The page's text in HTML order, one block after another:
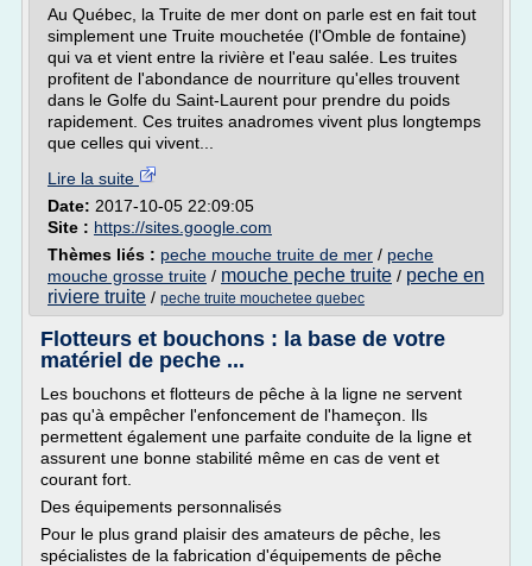
Au Québec, la Truite de mer dont on parle est en fait tout
simplement une Truite mouchetée (l'Omble de fontaine)
qui va et vient entre la rivière et l'eau salée. Les truites
profitent de l'abondance de nourriture qu'elles trouvent
dans le Golfe du Saint-Laurent pour prendre du poids
rapidement. Ces truites anadromes vivent plus longtemps
que celles qui vivent...
Lire la suite
Date: 2017-10-05 22:09:05
Site : https://sites.google.com
Thèmes liés : peche mouche truite de mer / peche
mouche grosse truite / mouche peche truite / peche en
riviere truite / peche truite mouchetee quebec
Flotteurs et bouchons : la base de votre
matériel de peche ...
Les bouchons et flotteurs de pêche à la ligne ne servent
pas qu'à empêcher l'enfoncement de l'hameçon. Ils
permettent également une parfaite conduite de la ligne et
assurent une bonne stabilité même en cas de vent et
courant fort.
Des équipements personnalisés
Pour le plus grand plaisir des amateurs de pêche, les
spécialistes de la fabrication d'équipements de pêche